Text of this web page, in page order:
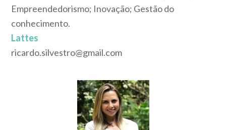
Empreendedorismo; Inovação; Gestão do
conhecimento.
Lattes
ricardo.silvestro@gmail.com